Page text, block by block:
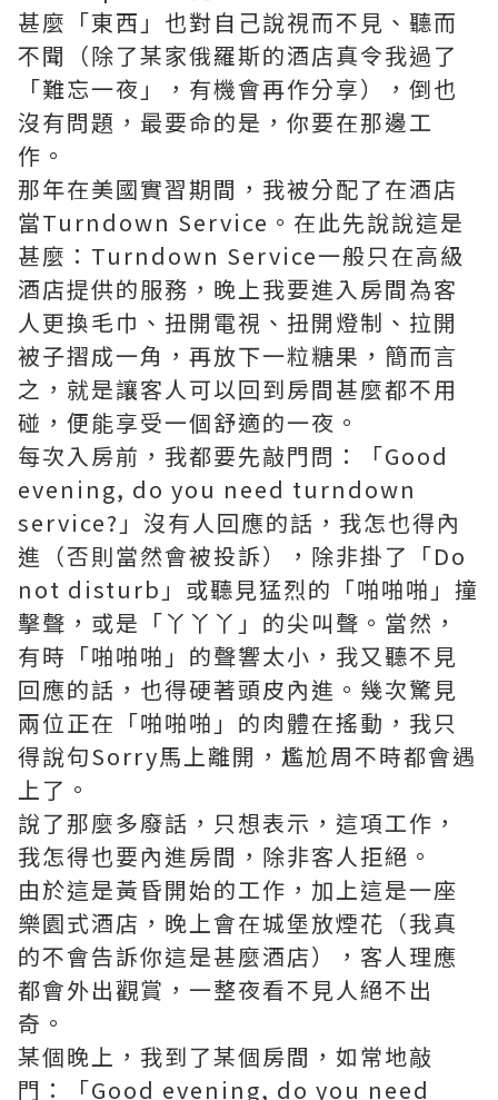
甚麼「東西」也對自己說視而不見、聽而
不聞（除了某家俄羅斯的酒店真令我過了
「難忘一夜」，有機會再作分享），倒也
沒有問題，最要命的是，你要在那邊工
作。
那年在美國實習期間，我被分配了在酒店
當Turndown Service。在此先說說這是
甚麼：Turndown Service一般只在高級
酒店提供的服務，晚上我要進入房間為客
人更換毛巾、扭開電視、扭開燈制、拉開
被子摺成一角，再放下一粒糖果，簡而言
之，就是讓客人可以回到房間甚麼都不用
碰，便能享受一個舒適的一夜。
每次入房前，我都要先敲門問：「Good
evening, do you need turndown
service?」沒有人回應的話，我怎也得內
進（否則當然會被投訴），除非掛了「Do
not disturb」或聽見猛烈的「啪啪啪」撞
擊聲，或是「丫丫丫」的尖叫聲。當然，
有時「啪啪啪」的聲響太小，我又聽不見
回應的話，也得硬著頭皮內進。幾次驚見
兩位正在「啪啪啪」的肉體在搖動，我只
得說句Sorry馬上離開，尷尬周不時都會遇
上了。
說了那麼多廢話，只想表示，這項工作，
我怎得也要內進房間，除非客人拒絕。
由於這是黃昏開始的工作，加上這是一座
樂園式酒店，晚上會在城堡放煙花（我真
的不會告訴你這是甚麼酒店），客人理應
都會外出觀賞，一整夜看不見人絕不出
奇。
某個晚上，我到了某個房間，如常地敲
門：「Good evening, do you need